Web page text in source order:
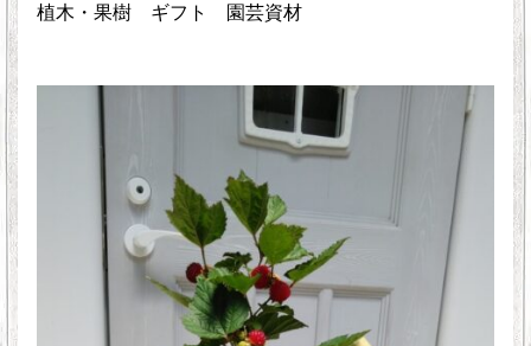
植木・果樹
ギフト 園芸資材